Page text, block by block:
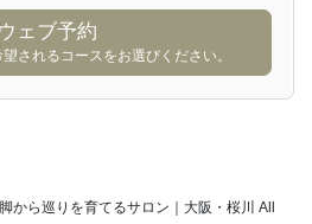
ウェブ予約
されるコースをお選びください。
から巡りを育てるサロン｜大阪・桜川 All